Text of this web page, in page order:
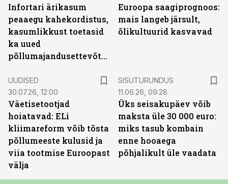
Infortari ärikasum
peaaegu kahekordistus,
kasumlikkust toetasid
ka uued
põllumajandusettevõtted
Euroopa saagiprognoos:
mais langeb järsult,
õlikultuurid kasvavad
UUDISED
30.07.26, 12:00
Väetisetootjad
hoiatavad: ELi
kliimareform võib tõsta
põllumeeste kulusid ja
viia tootmise Euroopast
välja
SISUTURUNDUS
11.06.26, 09:28
Üks seisakupäev võib
maksta üle 30 000 euro:
miks tasub kombain
enne hooaega
põhjalikult üle vaadata